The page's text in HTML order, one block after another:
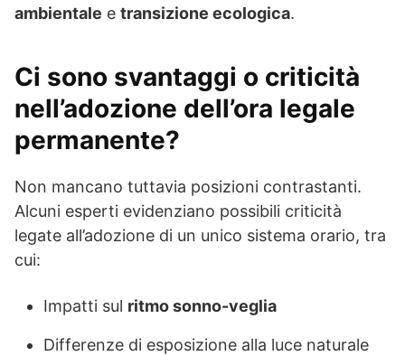
ambientale e transizione ecologica.
Ci sono svantaggi o criticità
nell’adozione dell’ora legale
permanente?
Non mancano tuttavia posizioni contrastanti.
Alcuni esperti evidenziano possibili criticità
legate all’adozione di un unico sistema orario, tra
cui:
Impatti sul ritmo sonno-veglia
Differenze di esposizione alla luce naturale